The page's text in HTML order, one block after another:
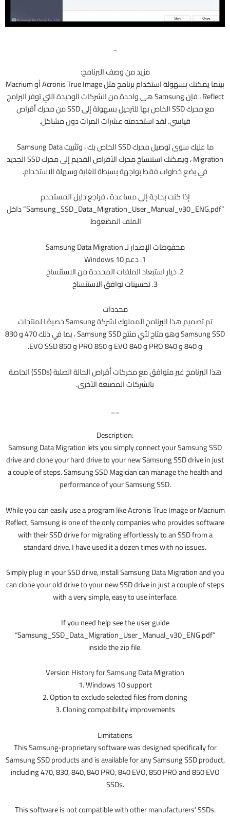
_
مزيد من وصف البرنامج:
بينما يمكنك بسهولة استخدام برنامج مثل Acronis True Image أو Macrium
Reflect ، فإن Samsung هي واحدة من الشركات الوحيدة التي توفر البرامج
مع محرك SSD الخاص بها للترحيل بسهولة إلى SSD من محرك أقراص
قياسي. لقد استخدمته عشرات المرات دون مشاكل.
ما عليك سوى توصيل محرك SSD الخاص بك ، وتثبيت Samsung Data
Migration ، ويمكنك استنساخ محرك الأقراص القديم إلى محرك SSD الجديد
في بضع خطوات فقط بواجهة بسيطة للغاية وسهلة الاستخدام.
إذا كنت بحاجة إلى مساعدة ، فراجع دليل المستخدم
“Samsung_SSD_Data_Migration_User_Manual_v30_ENG.pdf” داخل
الملف المضغوط.
محفوظات الإصدار لـ Samsung Data Migration
1. دعم Windows 10
2. خيار استبعاد الملفات المحددة من الاستنساخ
3. تحسينات توافق الاستنساخ
محددات
تم تصميم هذا البرنامج المملوك لشركة Samsung خصيصًا لمنتجات
Samsung SSD وهو متاح لأي منتج Samsung SSD ، بما في ذلك 470 و 830
و 840 و 840 PRO و 840 EVO و 850 PRO و 850 EVO SSD.
هذا البرنامج غير متوافق مع محركات أقراص الحالة الصلبة (SSDs) الخاصة
بالشركات المصنعة الأخرى.
__
Description:
Samsung Data Migration lets you simply connect your Samsung SSD
drive and clone your hard drive to your new Samsung SSD drive in just
a couple of steps. Samsung SSD Magician can manage the health and
performance of your Samsung SSD.
While you can easily use a program like Acronis True Image or Macrium
Reflect, Samsung is one of the only companies who provides software
with their SSD drive for migrating effortlessly to an SSD from a
standard drive. I have used it a dozen times with no issues.
Simply plug in your SSD drive, install Samsung Data Migration and you
can clone your old drive to your new SSD drive in just a couple of steps
with a very simple, easy to use interface.
If you need help see the user guide
“Samsung_SSD_Data_Migration_User_Manual_v30_ENG.pdf”
inside the zip file.
Version History for Samsung Data Migration
1. Windows 10 support
2. Option to exclude selected files from cloning
3. Cloning compatibility improvements
Limitations
This Samsung-proprietary software was designed specifically for
Samsung SSD products and is available for any Samsung SSD product,
including 470, 830, 840, 840 PRO, 840 EVO, 850 PRO and 850 EVO
SSDs.
This software is not compatible with other manufacturers’ SSDs.